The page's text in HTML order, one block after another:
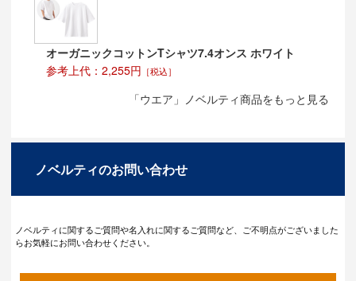
オーガニックコットンTシャツ7.4オンス ホワイト
参考上代：2,255円 ［税込］
「ウエア」ノベルティ商品をもっと見る
ノベルティのお問い合わせ
ノベルティに関するご質問や名入れに関するご質問など、ご不明点がございました
らお気軽にお問い合わせください。